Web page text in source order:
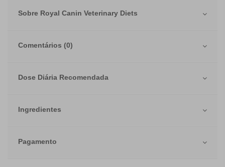
Sobre Royal Canin Veterinary Diets
Comentários (0)
Dose Diária Recomendada
Ingredientes
Pagamento